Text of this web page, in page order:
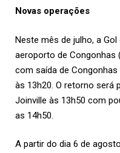
Novas operações
Neste mês de julho, a
aeroporto de Congonhas
com saída de
às 13h20. O retorno será
Joinville às 13h50 com
as 14h50.
A partir do dia 6 de